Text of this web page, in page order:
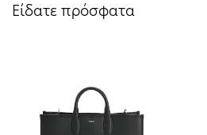
Είδατε πρόσφατα